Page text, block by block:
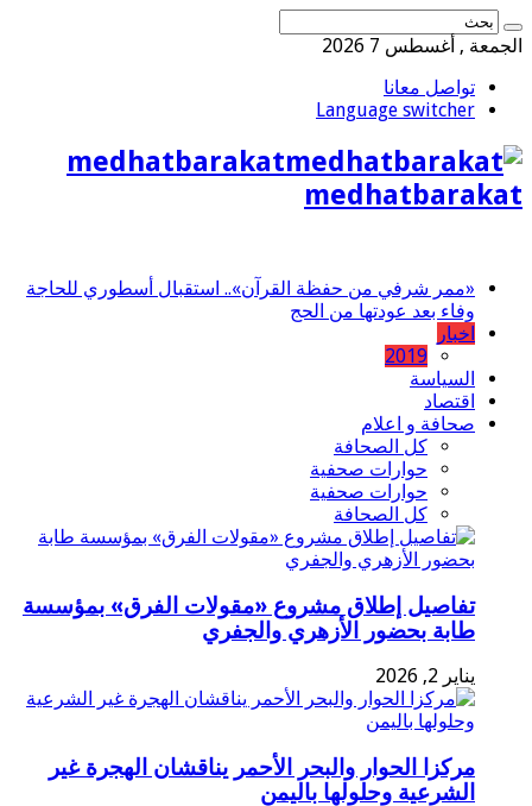
الجمعة , أغسطس 7 2026
تواصل معانا
Language switcher
medhatbarakat
medhatbarakat
«ممر شرفي من حفظة القرآن».. استقبال أسطوري للحاجة
وفاء بعد عودتها من الحج
اخبار
2019
السياسة
اقتصاد
صحافة و اعلام
كل الصحافة
حوارات صحفية
حوارات صحفية
كل الصحافة
تفاصيل إطلاق مشروع «مقولات الفرق» بمؤسسة
طابة بحضور الأزهري والجفري
يناير 2, 2026
مركزا الحوار والبحر الأحمر يناقشان الهجرة غير
الشرعية وحلولها باليمن